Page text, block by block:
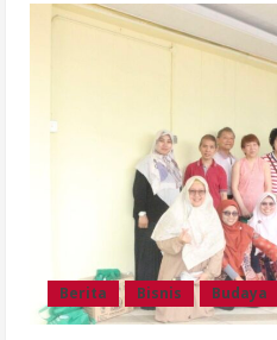
Berita Bisnis Budaya